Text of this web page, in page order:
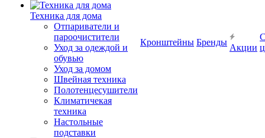
Техника для дома
Отпариватели и
пароочистители
Уход за одеждой и
обувью
Уход за домом
Швейная техника
Полотенцесушители
Климатичекая
техника
Настольные
подставки
Кронштейны Бренды
Акции